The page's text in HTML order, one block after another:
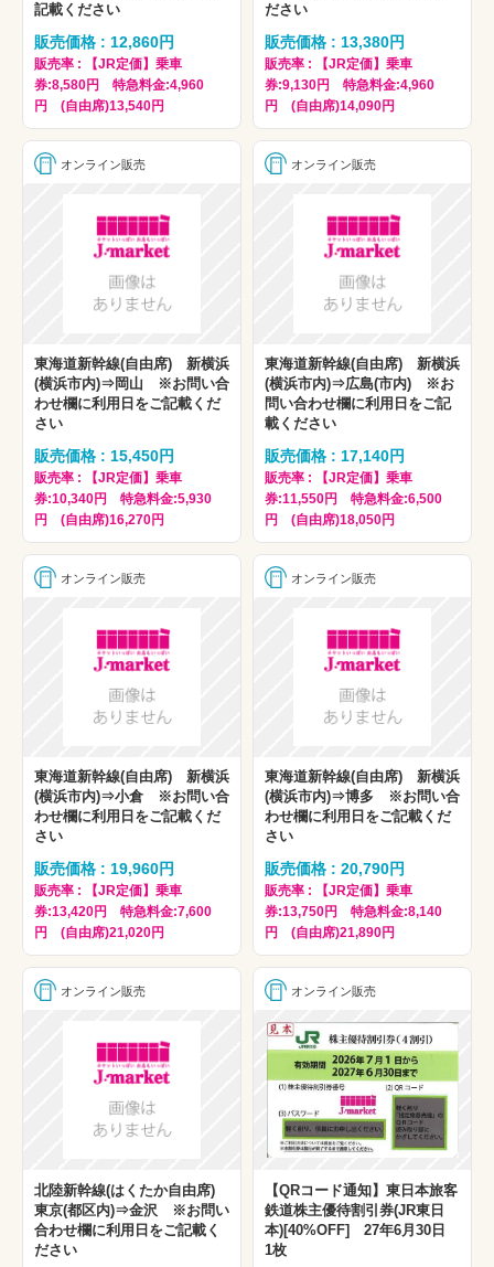
記載ください
販売価格 : 12,860円
販売率 : 【JR定価】乗車
券:8,580円 特急料金:4,960
円 (自由席)13,540円
ださい
販売価格 : 13,380円
販売率 : 【JR定価】乗車
券:9,130円 特急料金:4,960
円 (自由席)14,090円
オンライン販売
東海道新幹線(自由席) 新横浜
(横浜市内)⇒岡山 ※お問い合
わせ欄に利用日をご記載くだ
さい
販売価格 : 15,450円
販売率 : 【JR定価】乗車
券:10,340円 特急料金:5,930
円 (自由席)16,270円
オンライン販売
東海道新幹線(自由席) 新横浜
(横浜市内)⇒広島(市内) ※お
問い合わせ欄に利用日をご記
載ください
販売価格 : 17,140円
販売率 : 【JR定価】乗車
券:11,550円 特急料金:6,500
円 (自由席)18,050円
オンライン販売
東海道新幹線(自由席) 新横浜
(横浜市内)⇒小倉 ※お問い合
わせ欄に利用日をご記載くだ
さい
販売価格 : 19,960円
販売率 : 【JR定価】乗車
券:13,420円 特急料金:7,600
円 (自由席)21,020円
オンライン販売
東海道新幹線(自由席) 新横浜
(横浜市内)⇒博多 ※お問い合
わせ欄に利用日をご記載くだ
さい
販売価格 : 20,790円
販売率 : 【JR定価】乗車
券:13,750円 特急料金:8,140
円 (自由席)21,890円
オンライン販売
北陸新幹線(はくたか自由席)
東京(都区内)⇒金沢 ※お問い
合わせ欄に利用日をご記載く
ださい
オンライン販売
【QRコード通知】東日本旅客
鉄道株主優待割引券(JR東日
本)[40%OFF] 27年6月30日
1枚